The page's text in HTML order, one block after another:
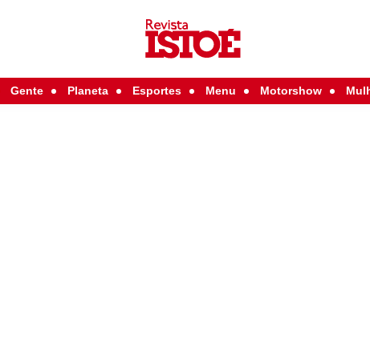
Gente Planeta Esportes Menu Motorshow